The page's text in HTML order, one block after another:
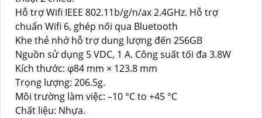
Hỗ trợ Wifi IEEE 802.11b/g/n/ax 2.4GHz. Hỗ trợ
chuẩn Wifi 6, ghép nối qua Bluetooth
Khe thẻ nhớ hỗ trợ dung lượng đến 256GB
Nguồn sử dụng 5 VDC, 1 A. Công suất tối đa 3.8W
Kích thước: φ84 mm × 123.8 mm
Trọng lượng: 206.5g.
Môi trường làm việc: –10 °C to +45 °C
Chất liệu: Nhựa.